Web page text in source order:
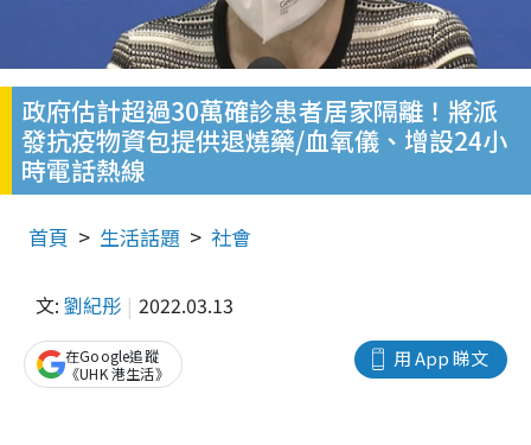
政府估計超過30萬確診患者居家隔離！將派
發抗疫物資包提供退燒藥/血氧儀、增設24小
時電話熱線
首頁 生活話題 社會
文: 劉紀彤 2022.03.13
用 App 睇文
在Google追蹤
《UHK 港生活》